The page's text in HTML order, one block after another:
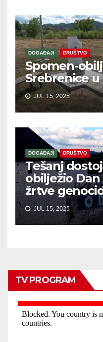
DOGAĐAJI DRUŠTVO
Spomen-
Srebrenice u
JUL 15, 2025
DOGAĐAJI DRUŠTVO
Tešanj
obilježio Dan
žrtve
JUL 15, 2025
TV PROGRAM